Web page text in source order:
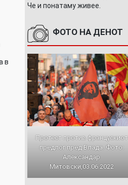
в
Че и понатаму живее.
ФОТО НА ДЕНОТ
Протест против францускиот
предлог пред Влада. Фото:
Александар
Митовски,03.06.2022